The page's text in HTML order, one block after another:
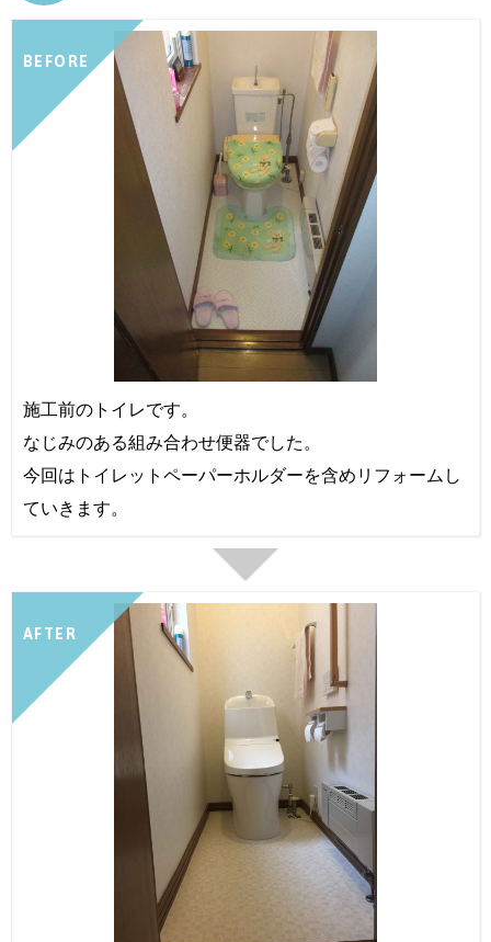
BEFORE
施工前のトイレです。
なじみのある組み合わせ便器でした。
今回はトイレットペーパーホルダーを含めリフォームし
ていきます。
AFTER